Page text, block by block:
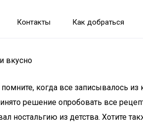
Контакты Как добраться
вкусно
когда все записывалось
решение опробовать все
из детства. Хотите